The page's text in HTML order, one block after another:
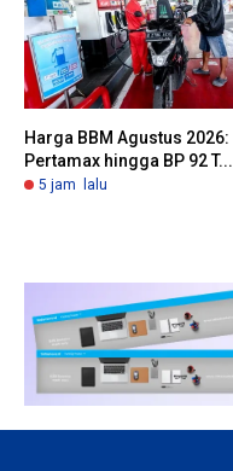
Harga BBM Agustus 2026:
Pertamax hingga BP 92 T...
5 jam lalu